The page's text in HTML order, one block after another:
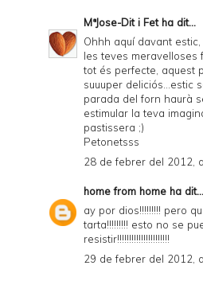
MªJose-Dit i Fetha dit...
Ohhh aquí davant
les teves meravelloses
tot és perfecte, aquest
suuuper deliciós...estic
parada del forn haurà
estimular la teva
pastissera ;)
Petonetsss
28 de febrer del 2012,
home from home ha dit...
ay por dios!!!!!!!!! pero
tarta!!!!!!!!! esto no se
resistir!!!!!!!!!!!!!!!!!!!!!!
29 de febrer del 2012,